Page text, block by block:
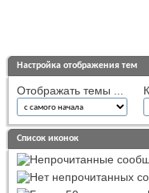
Настройка отображения тем
Отображать темы ...
Список иконок